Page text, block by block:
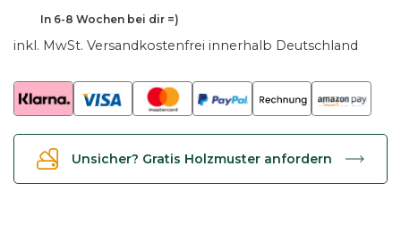
294,00 €
a
t
e
b
o
Unsicher? Gratis Holzmuster anfordern
In 6-8 Wochen bei dir =)
inkl. MwSt. Versandkostenfrei innerhalb Deutschland